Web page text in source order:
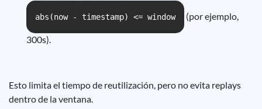
abs(now - timestamp) <= window (por ejemplo,
300s).
Esto limita el tiempo de reutilización, pero no evita replays
dentro de la ventana.